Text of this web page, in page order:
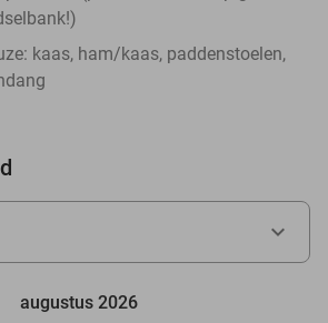
kaas, ham/kaas, paddenstoelen,
augustus 2026